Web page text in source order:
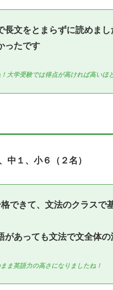
長文をとまらずに読めまし
ったです
大学受験では得点が高ければ高いほ
中１、小６（２名）
できて、文法のクラスで
があっても文法で文全体
ま英語力の高さになりましたね！